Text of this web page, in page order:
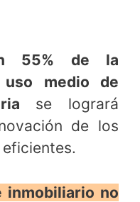
55% de la
medio de
se logrará
de los
inmobiliario no